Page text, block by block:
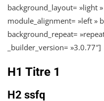
background_layout= »light
module_alignment= »left »
background_repeat=
_builder_version= »3.0.77″]
H1 Titre 1
H2 ssfq